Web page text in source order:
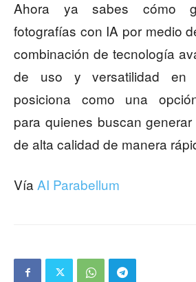
Ahora ya sabes cómo
fotografías con IA por medio
combinación de tecnología
de uso y versatilidad en
posiciona como una
para quienes buscan
de alta calidad de manera
Vía AI Parabellum